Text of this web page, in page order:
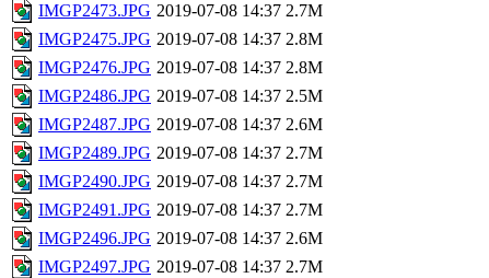
IMGP2473.JPG 2019-07-08 14:37 2.7M
IMGP2475.JPG 2019-07-08 14:37 2.8M
IMGP2476.JPG 2019-07-08 14:37 2.8M
IMGP2486.JPG 2019-07-08 14:37 2.5M
IMGP2487.JPG 2019-07-08 14:37 2.6M
IMGP2489.JPG 2019-07-08 14:37 2.7M
IMGP2490.JPG 2019-07-08 14:37 2.7M
IMGP2491.JPG 2019-07-08 14:37 2.7M
IMGP2496.JPG 2019-07-08 14:37 2.6M
IMGP2497.JPG 2019-07-08 14:37 2.7M